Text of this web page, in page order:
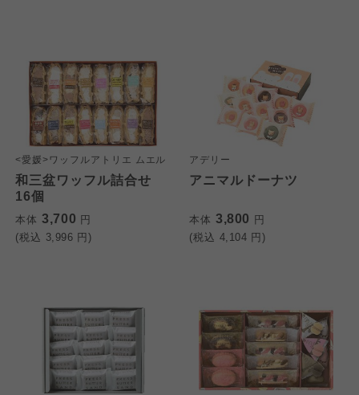
<愛媛>ワッフルアトリエ ムエル
和三盆ワッフル詰合せ
16個
本体 3,700 円
(税込 3,996 円)
アデリー
アニマルドーナツ
本体 3,800 円
(税込 4,104 円)